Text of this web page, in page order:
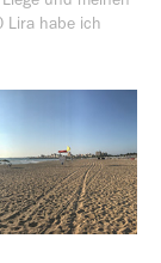
Lira habe ich